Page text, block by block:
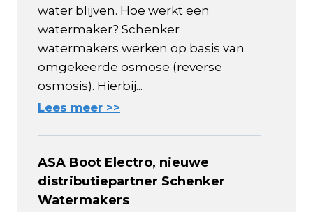
water blijven. Hoe werkt een
watermaker? Schenker
watermakers werken op basis van
omgekeerde osmose (reverse
osmosis). Hierbij...
Lees meer >>
ASA Boot Electro, nieuwe
distributiepartner Schenker
Watermakers